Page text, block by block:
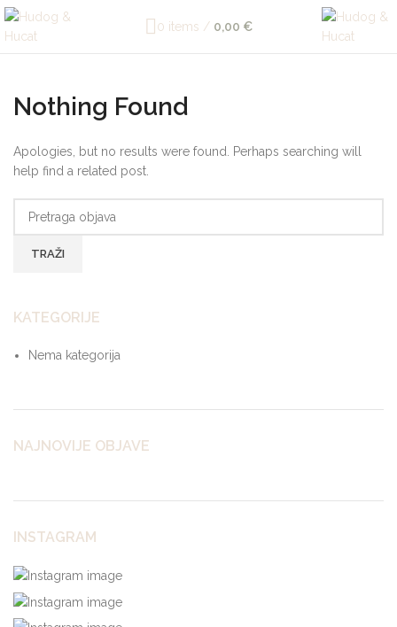
0 items / 0,00 €
Nothing Found
Apologies, but no results were found. Perhaps searching will
help find a related post.
TRAŽI
KATEGORIJE
Nema kategorija
NAJNOVIJE OBJAVE
INSTAGRAM